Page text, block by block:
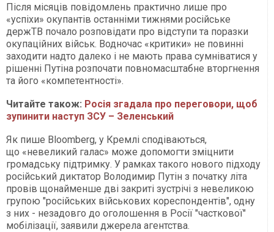
Після місяців повідомлень практично лише про
«успіхи» окупантів останніми тижнями російське
держТВ почало розповідати про відступи та поразки
окупаційних військ. Водночас «критики» не повинні
заходити надто далеко і не мають права сумніватися у
рішенні Путіна розпочати повномасштабне вторгнення
та його «компетентності».
Читайте також: Росія згадала про переговори, щоб
зупинити наступ ЗСУ – Зеленський
Як пише Bloomberg, у Кремлі сподіваються,
що «невеликий галас» може допомогти зміцнити
громадську підтримку. У рамках такого нового підходу
російський диктатор Володимир Путін з початку літа
провів щонайменше дві закриті зустрічі з невеликою
групою "російських військових кореспондентів", одну
з них - незадовго до оголошення в Росії "часткової"
мобілізації, заявили джерела агентства.